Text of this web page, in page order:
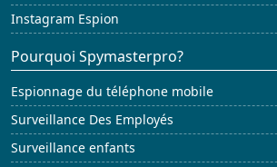
Instagram Espion
Pourquoi Spymasterpro?
Espionnage du téléphone mobile
Surveillance Des Employés
Surveillance enfants